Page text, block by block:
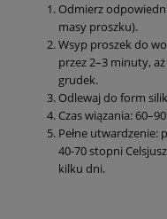
Odmierz
masy proszku).
Wsyp proszek do
przez 2–3 minuty,
grudek.
Odlewaj do form
Czas wiązania:
Pełne utwardzenie:
40-70 stopni
kilku dni.